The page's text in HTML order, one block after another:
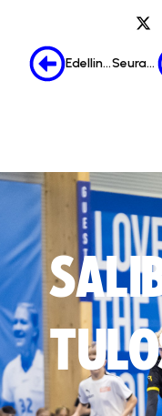
Edellinen Seuraava